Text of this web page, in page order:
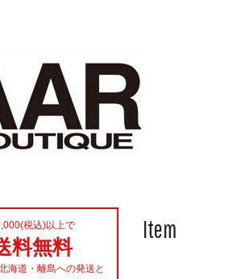
Item
税込)以上で
料無料
海道・離島への発送と